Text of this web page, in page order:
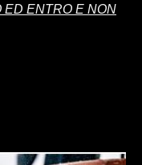
ED ENTRO E NON